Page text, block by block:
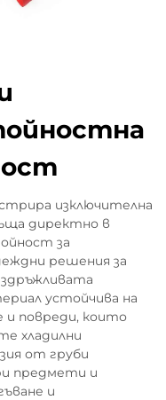
изключителна
директно в
за
решения за
устойчива на
и повреди, които
хладилни
от груби
предмети и
и